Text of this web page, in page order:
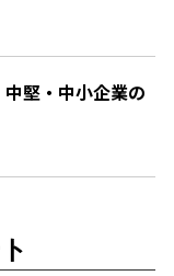
堅・中小企業の